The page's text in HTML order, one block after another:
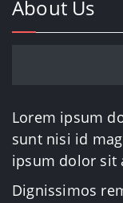
About Us
Lorem ipsum
sunt nisi id
ipsum dolor sit
Dignissimos